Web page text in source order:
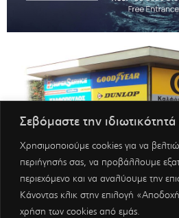
Σεβόμαστε την
Χρησιμοποιούμε cookies για να
περιήγησής σας, να προβάλλουμε
περιεχόμενο και να αναλύουμε την
Κάνοντας κλικ στην επιλογή
χρήση των cookies από εμάς.